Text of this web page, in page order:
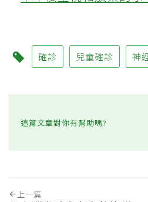
確診 兒童確診 神
這篇文章對你有幫助嗎?
上一篇